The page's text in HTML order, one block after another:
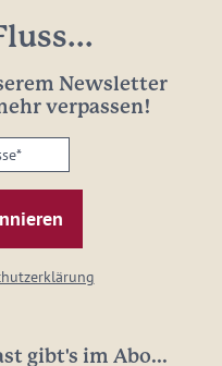
Newsletter
verpassen!
gibt's im Abo...